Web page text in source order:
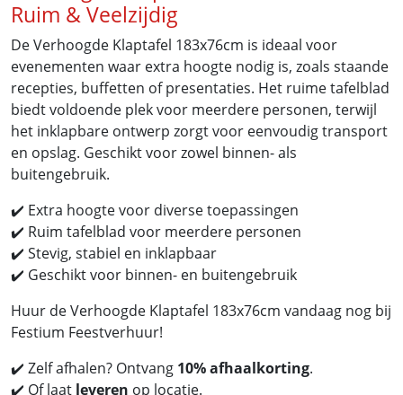
Ruim & Veelzijdig
De Verhoogde Klaptafel 183x76cm is ideaal voor
evenementen waar extra hoogte nodig is, zoals staande
recepties, buffetten of presentaties. Het ruime tafelblad
biedt voldoende plek voor meerdere personen, terwijl
het inklapbare ontwerp zorgt voor eenvoudig transport
en opslag. Geschikt voor zowel binnen- als
buitengebruik.
✔️ Extra hoogte voor diverse toepassingen
✔️ Ruim tafelblad voor meerdere personen
✔️ Stevig, stabiel en inklapbaar
✔️ Geschikt voor binnen- en buitengebruik
Huur de Verhoogde Klaptafel 183x76cm vandaag nog bij
Festium Feestverhuur!
✔️ Zelf afhalen? Ontvang 10% afhaalkorting.
✔️ Of laat leveren op locatie.